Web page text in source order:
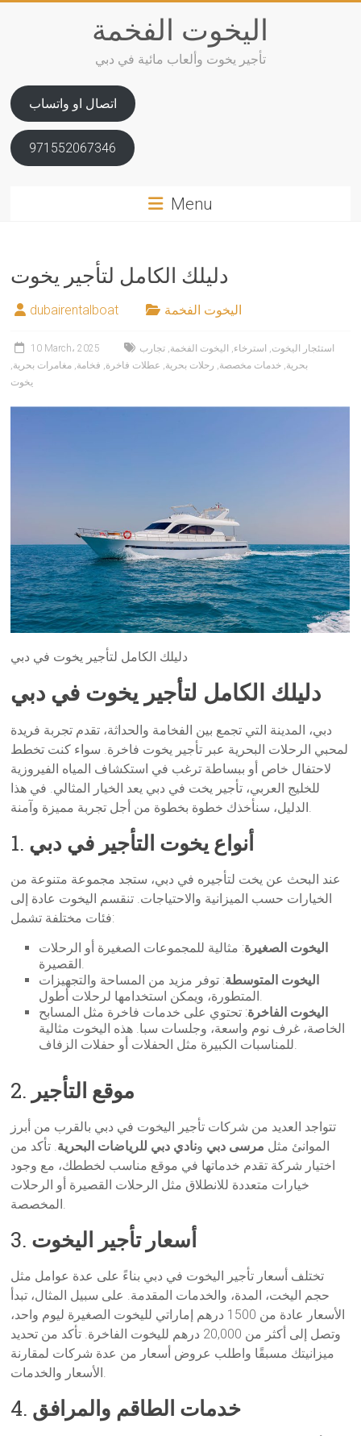
اليخوت الفخمة
تأجير يخوت وألعاب مائية في دبي
اتصال او واتساب
971552067346
Menu
دليلك الكامل لتأجير يخوت
dubairentalboat اليخوت الفخمة
10 March، 2025 استئجار اليخوت, استرخاء, اليخوت الفخمة, تجارب
بحرية, خدمات مخصصة, رحلات بحرية, عطلات فاخرة, فخامة, مغامرات بحرية,
يخوت
دليلك الكامل لتأجير يخوت في دبي
دليلك الكامل لتأجير يخوت في دبي
دبي، المدينة التي تجمع بين الفخامة والحداثة، تقدم تجربة فريدة
لمحبي الرحلات البحرية عبر تأجير يخوت فاخرة. سواء كنت تخطط
لاحتفال خاص أو ببساطة ترغب في استكشاف المياه الفيروزية
للخليج العربي، تأجير يخت في دبي يعد الخيار المثالي. في هذا
الدليل، سنأخذك خطوة بخطوة من أجل تجربة مميزة وآمنة.
1. أنواع يخوت التأجير في دبي
عند البحث عن يخت لتأجيره في دبي، ستجد مجموعة متنوعة من
الخيارات حسب الميزانية والاحتياجات. تنقسم اليخوت عادة إلى
فئات مختلفة تشمل:
اليخوت الصغيرة: مثالية للمجموعات الصغيرة أو الرحلات
القصيرة.
اليخوت المتوسطة: توفر مزيد من المساحة والتجهيزات
المتطورة، ويمكن استخدامها لرحلات أطول.
اليخوت الفاخرة: تحتوي على خدمات فاخرة مثل المسابح
الخاصة، غرف نوم واسعة، وجلسات سبا. هذه اليخوت مثالية
للمناسبات الكبيرة مثل الحفلات أو حفلات الزفاف.
2. موقع التأجير
تتواجد العديد من شركات تأجير اليخوت في دبي بالقرب من أبرز
الموانئ مثل مرسى دبي ونادي دبي للرياضات البحرية. تأكد من
اختيار شركة تقدم خدماتها في موقع مناسب لخططك، مع وجود
خيارات متعددة للانطلاق مثل الرحلات القصيرة أو الرحلات
المخصصة.
3. أسعار تأجير اليخوت
تختلف أسعار تأجير اليخوت في دبي بناءً على عدة عوامل مثل
حجم اليخت، المدة، والخدمات المقدمة. على سبيل المثال، تبدأ
الأسعار عادة من 1500 درهم إماراتي لليخوت الصغيرة ليوم واحد،
وتصل إلى أكثر من 20,000 درهم لليخوت الفاخرة. تأكد من تحديد
ميزانيتك مسبقًا واطلب عروض أسعار من عدة شركات لمقارنة
الأسعار والخدمات.
4. خدمات الطاقم والمرافق